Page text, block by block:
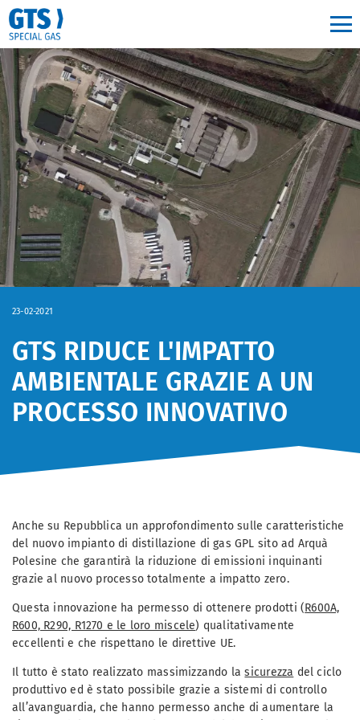
23-02-2021
GTS RIDUCE L'IMPATTO
AMBIENTALE GRAZIE A UN
PROCESSO INNOVATIVO
Anche su Repubblica un approfondimento sulle caratteristiche
del nuovo impianto di distillazione di gas GPL sito ad Arquà
Polesine che garantirà la riduzione di emissioni inquinanti
grazie al nuovo processo totalmente a impatto zero.
Questa innovazione ha permesso di ottenere prodotti (R600A,
R600, R290, R1270 e le loro miscele) qualitativamente
eccellenti e che rispettano le direttive UE.
Il tutto è stato realizzato massimizzando lasicurezza del ciclo
produttivo ed è stato possibile grazie a sistemi di controllo
all’avanguardia, che hanno permesso anche di aumentare la